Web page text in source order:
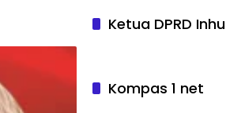
Ketua DPRD Inhu
Kompas 1 net